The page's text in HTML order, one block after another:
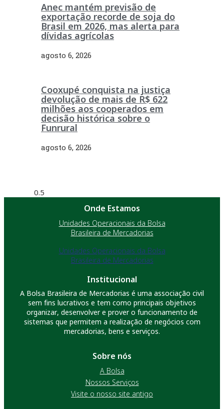
Anec mantém previsão de
exportação recorde de soja do
Brasil em 2026, mas alerta para
dívidas agrícolas
agosto 6, 2026
Cooxupé conquista na justiça
devolução de mais de R$ 622
milhões aos cooperados em
decisão histórica sobre o
Funrural
agosto 6, 2026
Onde Estamos
Unidades Operacionais da Bolsa
Brasileira de Mercadorias
Unidades Operacionais da Bolsa
Brasileira de Mercadorias
Institucional
A Bolsa Brasileira de Mercadorias é uma associação civil
sem fins lucrativos e tem como principais objetivos
organizar, desenvolver e prover o funcionamento de
sistemas que permitem a realização de negócios com
mercadorias, bens e serviços.
Sobre nós
A Bolsa
Nossos Serviços
Visite o nosso site antigo